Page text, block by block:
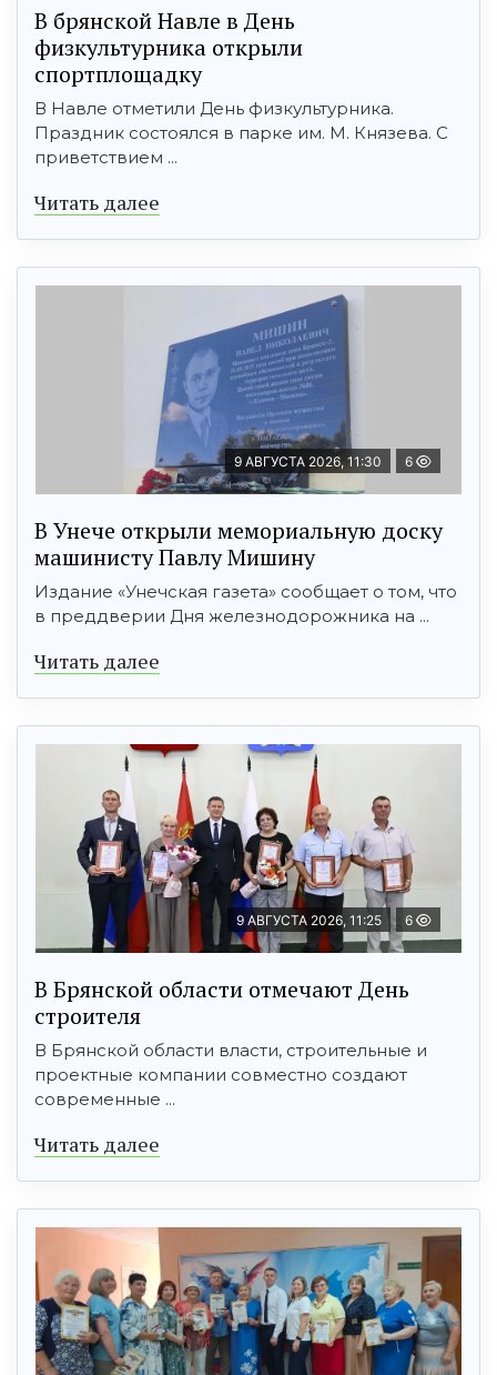
В брянской Навле в День
физкультурника открыли
спортплощадку
В Навле отметили День физкультурника.
Праздник состоялся в парке им. М. Князева. С
приветствием ...
Читать далее
9 АВГУСТА 2026, 11:30 6
В Унече открыли мемориальную доску
машинисту Павлу Мишину
Издание «Унечская газета» сообщает о том, что
в преддверии Дня железнодорожника на ...
Читать далее
9 АВГУСТА 2026, 11:25 6
В Брянской области отмечают День
строителя
В Брянской области власти, строительные и
проектные компании совместно создают
современные ...
Читать далее